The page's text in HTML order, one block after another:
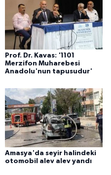
Prof. Dr. Kavas: '1101
Merzifon Muharebesi
Anadolu'nun tapusudur'
Amasya'da seyir halindeki
otomobil alev alev yandı